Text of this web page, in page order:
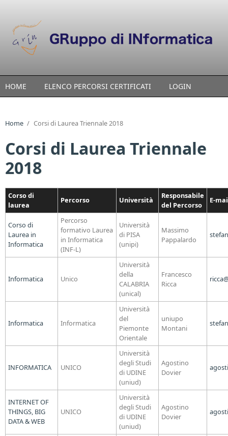
HOME ELENCO PERCORSI CERTIFICATI LOGIN
Home / Corsi di Laurea Triennale 2018
Corsi di Laurea Triennale
2018
Corso di
laurea
Percorso Università
Responsabile
del Percorso
E-
Corso di
Laurea in
Informatica
Percorso
formativo Laurea
in Informatica
(INF-L)
Università
di PISA
(unipi)
Massimo
Pappalardo
Informatica Unico
Università
della
CALABRIA
(unical)
Francesco
Ricca
Informatica Informatica
Università
del
Piemonte
Orientale
uniupo
Montani
INFORMATICA UNICO
Università
degli Studi
di UDINE
(uniud)
Agostino
Dovier
INTERNET OF
THINGS, BIG
DATA & WEB
UNICO
Università
degli Studi
di UDINE
(uniud)
Agostino
Dovier